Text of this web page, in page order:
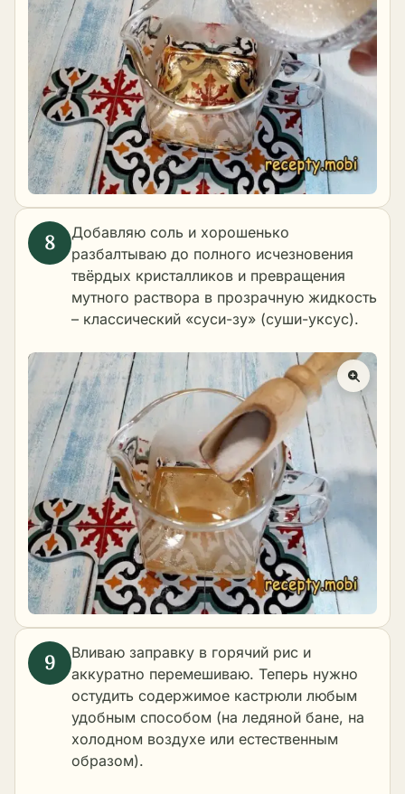
Добавляю соль и хорошенько
разбалтываю до полного исчезновения
твёрдых кристалликов и превращения
мутного раствора в прозрачную жидкость
– классический «суси-зу» (суши-уксус).
Вливаю заправку в горячий рис и
аккуратно перемешиваю. Теперь нужно
остудить содержимое кастрюли любым
удобным способом (на ледяной бане, на
холодном воздухе или естественным
образом).